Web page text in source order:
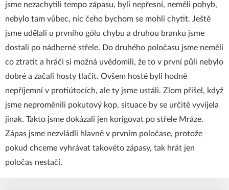
jsme nezachytili tempo zápasu, byli nepřesní, neměli pohyb,
nebylo tam vůbec, nic čeho bychom se mohli chytit. Ještě
jsme udělali u prvního gólu chybu a druhou branku jsme
dostali po nádherné střele. Do druhého poločasu jsme neměli
co ztratit a hráči si možná uvědomili, že to v první půli nebylo
dobré a začali hosty tlačit. Ovšem hosté byli hodně
nepříjemní v protiútocích, ale ty jsme ustáli. Zlom přišel, když
jsme neproměnili pokutový kop, situace by se určitě vyvíjela
jinak. Takto jsme dokázali jen korigovat po střele Mráze.
Zápas jsme nezvládli hlavně v prvním poločase, protože
pokud chceme vyhrávat takovéto zápasy, tak hrát jen
poločas nestačí.